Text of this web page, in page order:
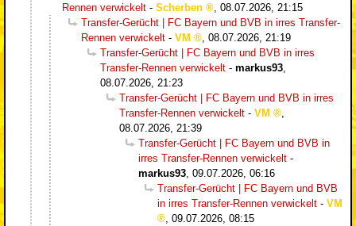
Rennen verwickelt - Scherben
08.07.2026, 21:15
Transfer-Gerücht | FC Bayern und BVB in irres Transfer-
Rennen verwickelt - VM
08.07.2026, 21:19
Transfer-Gerücht | FC Bayern und BVB in irres
Transfer-Rennen verwickelt - markus93
08.07.2026, 21:23
Transfer-Gerücht | FC Bayern und BVB in irres
Transfer-Rennen verwickelt - VM
08.07.2026, 21:39
Transfer-Gerücht | FC Bayern und BVB in
irres Transfer-Rennen verwickelt -
markus93 09.07.2026, 06:16
Transfer-Gerücht | FC Bayern und BVB
in irres Transfer-Rennen verwickelt - VM
09.07.2026, 08:15